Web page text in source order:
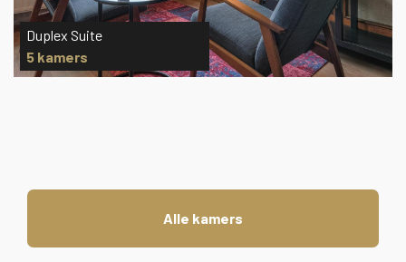
Grand Deluxe Kamers
3 kamers
Alle kamers